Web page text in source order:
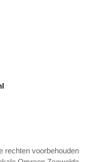
rechten voorbehouden